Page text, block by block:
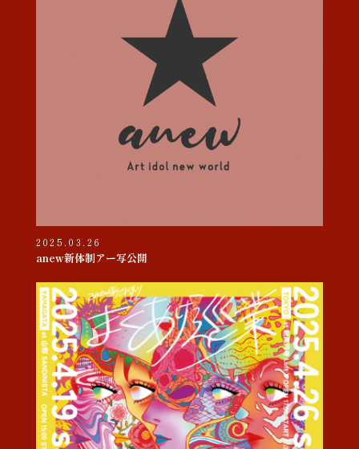
2025.03.26
anew新体制アー写公開